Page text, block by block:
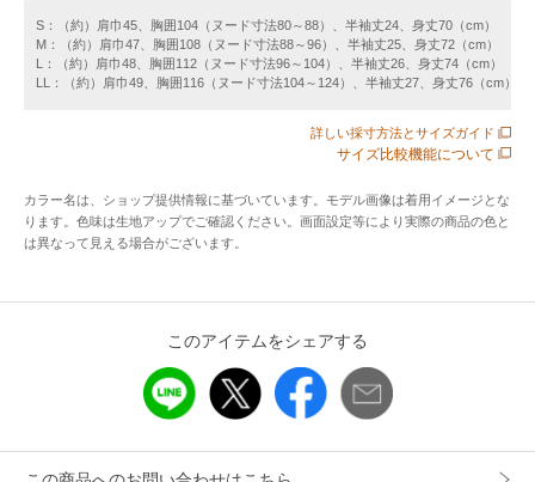
※裁断により柄のdebateが写真と異なる場合がございます。
【メーカー品番】122879
配送料
全国一律715円（税込）
（税込5,000円以上ご購入で送料無料）
シャツ・ブラウス
ポリエステル100%
S：（約）肩巾45、胸囲104（ヌード寸法80～88）、半袖丈24、身丈70（cm）
M：（約）肩巾47、胸囲108（ヌード寸法88～96）、半袖丈25、身丈72（cm）
L：（約）肩巾48、胸囲112（ヌード寸法96～104）、半袖丈26、身丈74（cm）
LL：（約）肩巾49、胸囲116（ヌード寸法104～124）、半袖丈27、身丈76（cm）
詳しい採寸方法とサイズガイド
サイズ比較機能について
カラー名は、ショップ提供情報に基づいています。モデル画像は着用イメージとな
ります。色味は生地アップでご確認ください。画面設定等により実際の商品の色と
は異なって見える場合がございます。
このアイテムをシェアする